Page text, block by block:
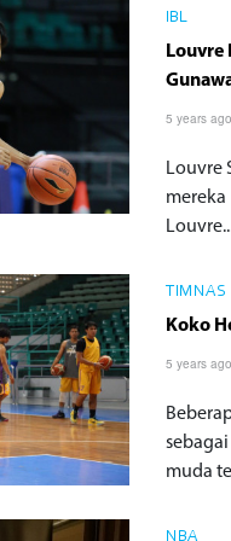
IBL
Louvre
5 years
Louvre
TIMNAS
Koko
5 years
muda
NBA